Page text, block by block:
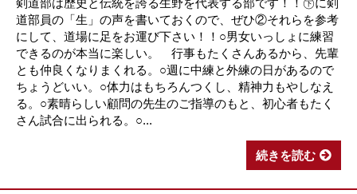
剣道部は歴史と伝統を誇る生野を代表する部です！！㊦に剣
道部員の「生」の声を書いておくので、ぜひ②それらを参考
にして、道場に足をお運び下さい！！○男女いっしょに練習
できるのが本当に楽しい。 行事もたくさんあるから、先輩
とも仲良くなりまくれる。○週に中練と外練の日があるので
ちょうどいい。○体力はもちろんつくし、精神力もやしなえ
る。○素晴らしい顧問の先生のご指導のもと、初心者もたく
さん試合に出られる。○...
続きを読む